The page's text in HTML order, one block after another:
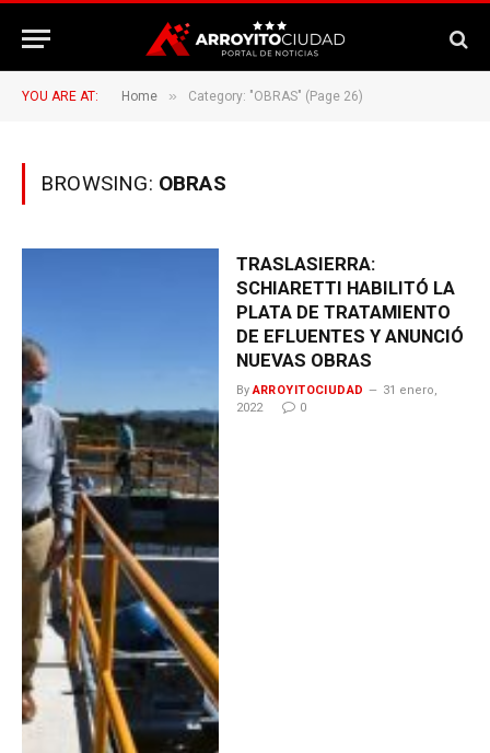
YOU ARE AT: Home » Category: "OBRAS" (Page 26)
BROWSING: OBRAS
TRASLASIERRA:
SCHIARETTI HABILITÓ LA
PLATA DE TRATAMIENTO
DE EFLUENTES Y ANUNCIÓ
NUEVAS OBRAS
By ARROYITOCIUDAD
31 enero,
2022
0